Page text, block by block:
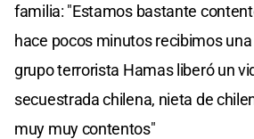
familia: "Estamos bastante
hace pocos minutos recibimos
grupo terrorista Hamas liberó un
secuestrada chilena, nieta de
muy muy contentos"